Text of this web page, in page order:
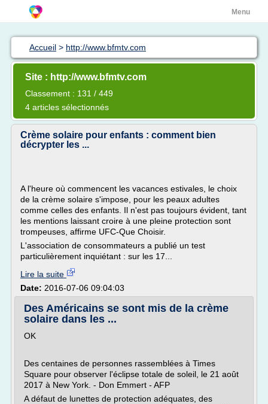
Menu
Accueil > http://www.bfmtv.com
Site : http://www.bfmtv.com
Classement : 131 / 449
4 articles sélectionnés
Crème solaire pour enfants : comment bien
décrypter les ...
A l'heure où commencent les vacances estivales, le choix
de la crème solaire s'impose, pour les peaux adultes
comme celles des enfants. Il n'est pas toujours évident, tant
les mentions laissant croire à une pleine protection sont
trompeuses, affirme UFC-Que Choisir.
L'association de consommateurs a publié un test
particulièrement inquiétant : sur les 17...
Lire la suite
Date: 2016-07-06 09:04:03
Des Américains se sont mis de la crème
solaire dans les ...
OK
Des centaines de personnes rassemblées à Times
Square pour observer l'éclipse totale de soleil, le 21 août
2017 à New York. - Don Emmert - AFP
A défaut de lunettes de protection adéquates, des